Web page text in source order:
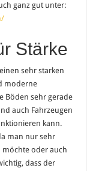
ganz gut unter:
Stärke
sehr starken
moderne
Böden sehr gerade
auch Fahrzeugen
kann.
man nur sehr
möchte oder auch
dass der